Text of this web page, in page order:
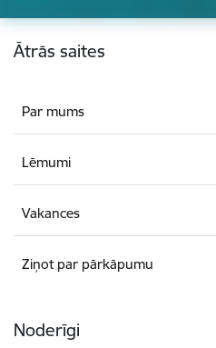
Kājene
Ātrās saites
Par mums
Lēmumi
Vakances
Ziņot par pārkāpumu
Noderīgi